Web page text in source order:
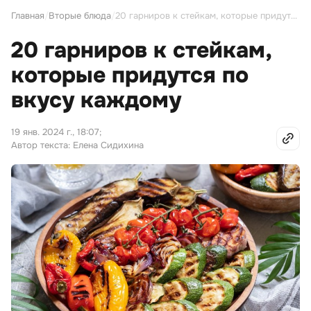
Главная Вторые блюда 20 гарниров к стейкам, которые придутся по вкусу каждому
20 гарниров к стейкам,
которые придутся по
вкусу каждому
19 янв. 2024 г., 18:07;
Автор текста: Елена Сидихина